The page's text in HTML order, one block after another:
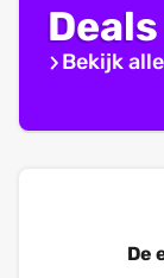
Deals
Bekijk
De